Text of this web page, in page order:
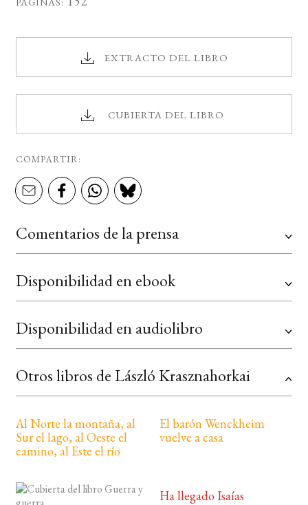
EXTRACTO DEL LIBRO
CUBIERTA DEL LIBRO
COMPARTIR:
Comentarios de la prensa
Disponibilidad en ebook
Disponibilidad en audiolibro
Otros libros de László Krasznahorkai
Al Norte la montaña, al
Sur el lago, al Oeste el
camino, al Este el río
El barón Wenckheim
vuelve a casa
Ha llegado Isaías